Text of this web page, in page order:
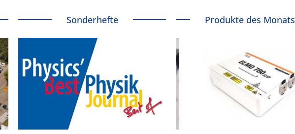
Sonderhefte Produkte des Monats